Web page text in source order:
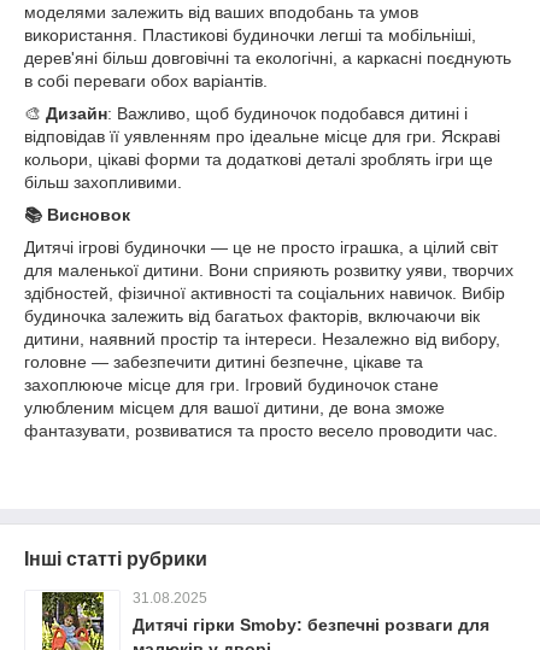
моделями залежить від ваших вподобань та умов
використання. Пластикові будиночки легші та мобільніші,
дерев'яні більш довговічні та екологічні, а каркасні поєднують
в собі переваги обох варіантів.
🎨 Дизайн: Важливо, щоб будиночок подобався дитині і
відповідав її уявленням про ідеальне місце для гри. Яскраві
кольори, цікаві форми та додаткові деталі зроблять ігри ще
більш захопливими.
📚 Висновок
Дитячі ігрові будиночки — це не просто іграшка, а цілий світ
для маленької дитини. Вони сприяють розвитку уяви, творчих
здібностей, фізичної активності та соціальних навичок. Вибір
будиночка залежить від багатьох факторів, включаючи вік
дитини, наявний простір та інтереси. Незалежно від вибору,
головне — забезпечити дитині безпечне, цікаве та
захоплююче місце для гри. Ігровий будиночок стане
улюбленим місцем для вашої дитини, де вона зможе
фантазувати, розвиватися та просто весело проводити час.
Інші статті рубрики
31.08.2025
Дитячі гірки Smoby: безпечні розваги для